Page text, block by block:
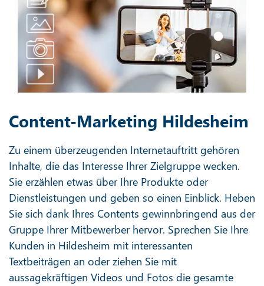
Content-Marketing Hildesheim
Zu einem überzeugenden Internetauftritt gehören
Inhalte, die das Interesse Ihrer Zielgruppe wecken.
Sie erzählen etwas über Ihre Produkte oder
Dienstleistungen und geben so einen Einblick. Heben
Sie sich dank Ihres Contents gewinnbringend aus der
Gruppe Ihrer Mitbewerber hervor. Sprechen Sie Ihre
Kunden in Hildesheim mit interessanten
Textbeiträgen an oder ziehen Sie mit
aussagekräftigen Videos und Fotos die gesamte